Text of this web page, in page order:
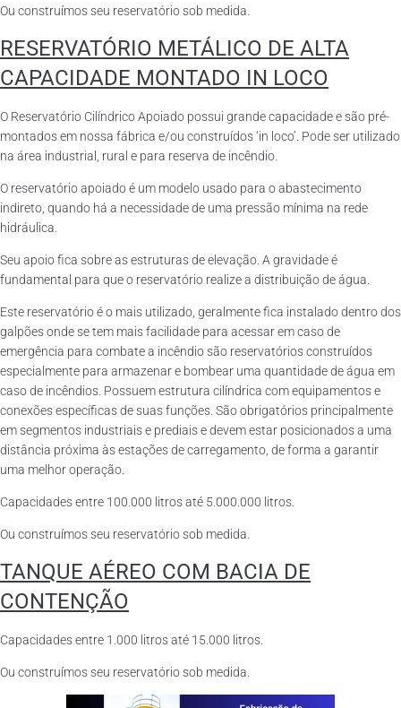
Ou construímos seu reservatório sob medida.
RESERVATÓRIO METÁLICO DE ALTA
CAPACIDADE MONTADO IN LOCO
O Reservatório Cilíndrico Apoiado possui grande capacidade e são pré-
montados em nossa fábrica e/ou construídos ‘in loco’. Pode ser utilizado
na área industrial, rural e para reserva de incêndio.
O reservatório apoiado é um modelo usado para o abastecimento
indireto, quando há a necessidade de uma pressão mínima na rede
hidráulica.
Seu apoio fica sobre as estruturas de elevação. A gravidade é
fundamental para que o reservatório realize a distribuição de água.
Este reservatório é o mais utilizado, geralmente fica instalado dentro dos
galpões onde se tem mais facilidade para acessar em caso de
emergência para combate a incêndio são reservatórios construídos
especialmente para armazenar e bombear uma quantidade de água em
caso de incêndios. Possuem estrutura cilíndrica com equipamentos e
conexões específicas de suas funções. São obrigatórios principalmente
em segmentos industriais e prediais e devem estar posicionados a uma
distância próxima às estações de carregamento, de forma a garantir
uma melhor operação.
Capacidades entre 100.000 litros até 5.000.000 litros.
Ou construímos seu reservatório sob medida.
TANQUE AÉREO COM BACIA DE
CONTENÇÃO
Capacidades entre 1.000 litros até 15.000 litros.
Ou construímos seu reservatório sob medida.